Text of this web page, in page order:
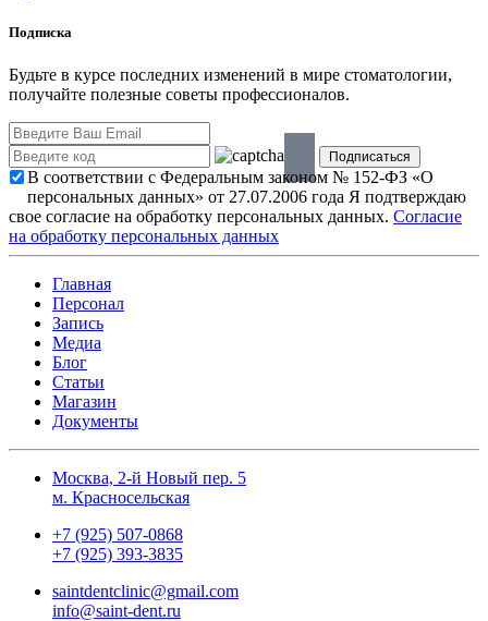
Подписка
Будьте в курсе последних изменений в мире стоматологии,
получайте полезные советы профессионалов.
В соответствии с Федеральным законом № 152-ФЗ «О
персональных данных» от 27.07.2006 года Я подтверждаю
свое согласие на обработку персональных данных. Согласие
на обработку персональных данных
Главная
Персонал
Запись
Медиа
Блог
Статьи
Магазин
Документы
Москва, 2-й Новый пер. 5
м. Красносельская
+7 (925) 507-0868
+7 (925) 393-3835
saintdentclinic@gmail.com
info@saint-dent.ru